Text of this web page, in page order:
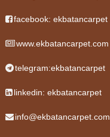
facebook: ekbatancarpet
www.ekbatancarpet.com
telegram:ekbatancarpet
linkedin: ekbatancarpet
info@ekbatancarpet.com